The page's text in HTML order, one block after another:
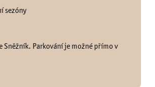
sezóny
Sněžník. Parkování je možné přímo v